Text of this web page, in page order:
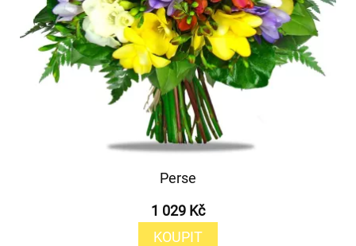
Perse
1 029 Kč
KOUPIT